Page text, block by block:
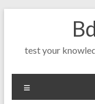
test your